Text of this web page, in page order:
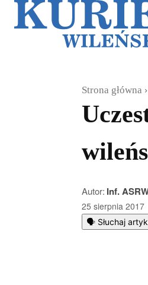
Strona główna
Autor: Inf.
25 sierpnia 2017
🗣️ Słuchaj